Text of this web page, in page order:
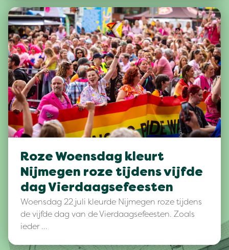
Roze Woensdag kleurt
Nijmegen roze tijdens vijfde
dag Vierdaagsefeesten
Woensdag 22 juli kleurde Nijmegen roze tijdens
de vijfde dag van de Vierdaagsefeesten. Zoals
ieder …